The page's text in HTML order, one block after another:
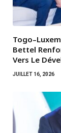
Bettel
Vers Le
JUILLET 16, 2026